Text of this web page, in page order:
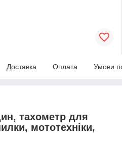
Доставка Оплата Умови
тахометр для
мототехніки,